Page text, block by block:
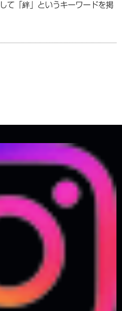
て「絆」というキーワードを掲